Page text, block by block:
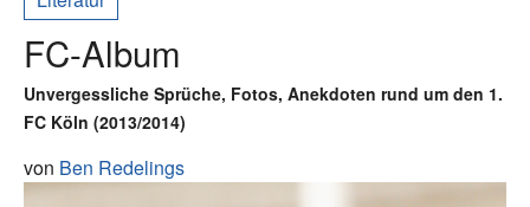
FC-Album
Unvergessliche Sprüche, Fotos, Anekdoten rund um den 1.
FC Köln (2013/2014)
von Ben Redelings